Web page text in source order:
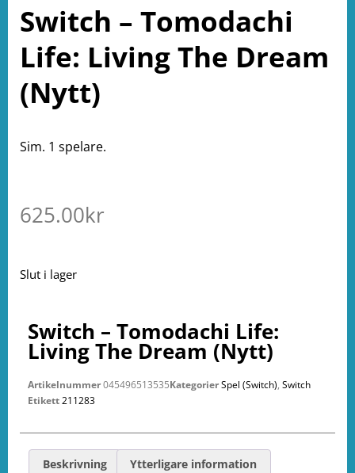
Switch – Tomodachi
Life: Living The Dream
(Nytt)
Sim. 1 spelare.
625.00kr
Slut i lager
Switch – Tomodachi Life:
Living The Dream (Nytt)
Artikelnummer045496513535KategorierSpel (Switch), Switch
Etikett211283
Beskrivning Ytterligare information